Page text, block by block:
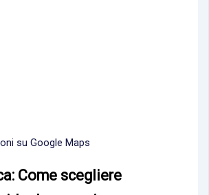
su Google Maps
Come scegliere